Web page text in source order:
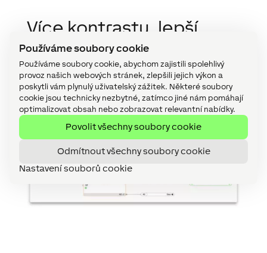
Používáme soubory cookie
Používáme soubory cookie, abychom zajistili spolehlivý
provoz našich webových stránek, zlepšili jejich výkon a
poskytli vám plynulý uživatelský zážitek. Některé soubory
cookie jsou technicky nezbytné, zatímco jiné nám pomáhají
optimalizovat obsah nebo zobrazovat relevantní nabídky.
Povolit všechny soubory cookie
Odmítnout všechny soubory cookie
Nastavení souborů cookie
Více kontrastu, lepší
viditelnost
K verzi 16 jsme obdrželi mnoho zpětné vazby. Na
jejím základě jsme v aktualizaci zlepšili
viditelnost objektů, jako jsou spojovací čáry a
bloky, díkyvyššímu kontrastu.